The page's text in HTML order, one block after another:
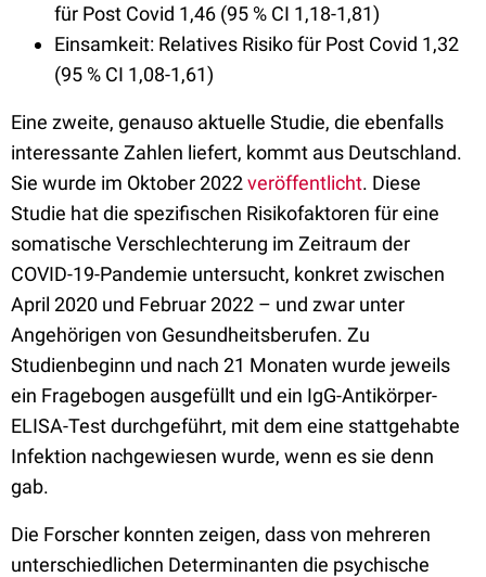
für Post Covid 1,46 (95 % CI 1,18-1,81)
Einsamkeit: Relatives Risiko für Post Covid 1,32
(95 % CI 1,08-1,61)
Eine zweite, genauso aktuelle Studie, die ebenfalls
interessante Zahlen liefert, kommt aus Deutschland.
Sie wurde im Oktober 2022veröffentlicht. Diese
Studie hat die spezifischen Risikofaktoren für eine
somatische Verschlechterung im Zeitraum der
COVID-19-Pandemie untersucht, konkret zwischen
April 2020 und Februar 2022 – und zwar unter
Angehörigen von Gesundheitsberufen. Zu
Studienbeginn und nach 21 Monaten wurde jeweils
ein Fragebogen ausgefüllt und ein IgG-Antikörper-
ELISA-Test durchgeführt, mit dem eine stattgehabte
Infektion nachgewiesen wurde, wenn es sie denn
gab.
Die Forscher konnten zeigen, dass von mehreren
unterschiedlichen Determinanten die psychische